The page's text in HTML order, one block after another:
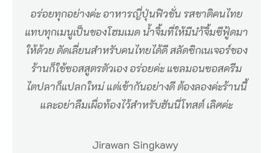
อร่อยทุกอย่างค่ะ อาหารญี่ปุ่นฟิวชั่น รสชาติคนไทย
แทบทุกเมนูเป็นของโฮมเมด น้ำจิ้มที่ให้มีนำ้จิ้มซีฟู้ดมา
ให้ด้วย ตัดเลี่ยนสำหรับคนไทยได้ดี สลัดซิกเนเจอร์ของ
ร้านก็ใช้ซอสสูตรตัวเอง อร่อยค่ะ แซลมอนซอสครีม
ไตปลาก็แปลกใหม่ แต่เข้ากันอย่างดี ต้องลองค่ะร้านนี้
และอย่าลืมเผื่อท้องไว้สำหรับฮันนี่โทสต์ เลิศค่ะ
Jirawan Singkawy